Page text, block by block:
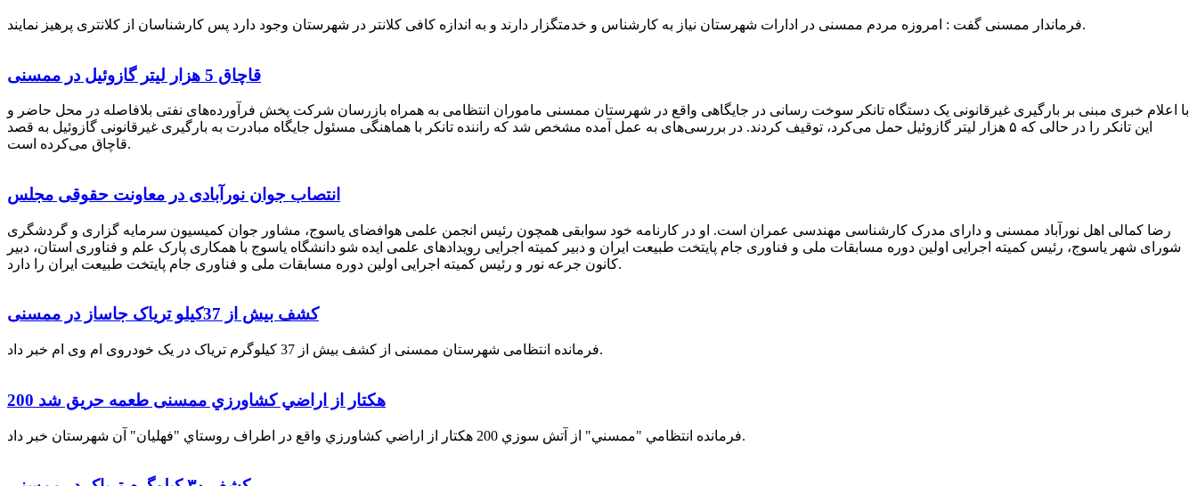
فرماندار ممسنی گفت : امروزه مردم ممسنی در ادارات شهرستان نیاز به کارشناس و خدمتگزار دارند و به اندازه کافی کلانتر در شهرستان وجود دارد پس کارشناسان از کلانتری پرهیز نمایند.
قاچاق 5 هزار لیتر گازوئیل در ممسنی
با اعلام خبری مبنی بر بارگیری غیرقانونی یک دستگاه تانکر سوخت رسانی در جایگاهی واقع در شهرستان ممسنی ماموران انتظامی به همراه بازرسان شرکت پخش فرآورده‌های نفتی بلافاصله در محل حاضر و
این تانکر را در حالی که ۵ هزار لیتر گازوئیل حمل می‌کرد، توقیف کردند. در بررسی‌های به عمل آمده مشخص شد که راننده تانکر با هماهنگی مسئول جایگاه مبادرت به بارگیری غیرقانونی گازوئیل به قصد
قاچاق می‌کرده است.
انتصاب جوان نورآبادی در معاونت حقوقی مجلس
رضا کمالی اهل نورآباد ممسنی و دارای مدرک کارشناسی مهندسی عمران است. او در کارنامه خود سوابقی همچون رئیس انجمن علمی هوافضای یاسوج، مشاور جوان کمیسیون سرمایه گزاری و گردشگری
شورای شهر یاسوج، رئیس کمیته اجرایی اولین دوره مسابقات ملی و فناوری جام پایتخت طبیعت ایران و دبیر کمیته اجرایی رویدادهای علمی ایده شو دانشگاه یاسوج با همکاری پارک علم و فناوری استان، دبیر
کانون جرعه نور و رئیس کمیته اجرایی اولین دوره مسابقات ملی و فناوری جام پایتخت طبیعت ایران را دارد.
کشف بیش از 37کیلو تریاک جاساز در ممسنی
فرمانده انتظامی شهرستان ممسنی از کشف بیش از 37 کیلوگرم تریاک در یک خودروی ام وی ام خبر داد.
200 هكتار از اراضي كشاورزي ممسنی طعمه حریق شد
فرمانده انتظامي "ممسني" از آتش سوزي 200 هكتار از اراضي كشاورزي واقع در اطراف روستاي "فهلیان" آن شهرستان خبر داد.